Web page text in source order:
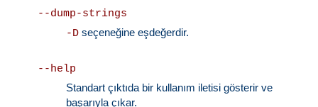
--dump-strings
-D seçeneğine eşdeğerdir.
--help
Standart çıktıda bir kullanım iletisi gösterir ve
başarıyla çıkar.